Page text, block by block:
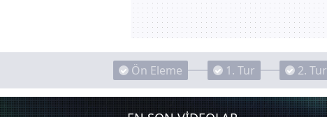
Ön Eleme 1. Tur 2. Tur